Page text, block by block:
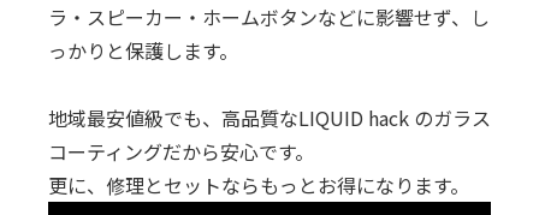
ラ・スピーカー・ホームボタンなどに影響せず、し
っかりと保護します。
地域最安値級でも、高品質なLIQUID hack のガラス
コーティングだから安心です。
更に、修理とセットならもっとお得になります。